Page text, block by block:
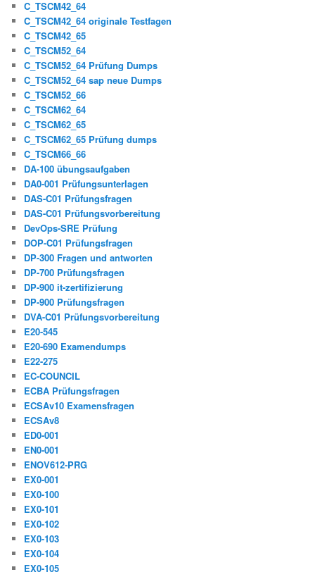
C_TSCM42_64
C_TSCM42_64 originale Testfagen
C_TSCM42_65
C_TSCM52_64
C_TSCM52_64 Prüfung Dumps
C_TSCM52_64 sap neue Dumps
C_TSCM52_66
C_TSCM62_64
C_TSCM62_65
C_TSCM62_65 Prüfung dumps
C_TSCM66_66
DA-100 übungsaufgaben
DA0-001 Prüfungsunterlagen
DAS-C01 Prüfungsfragen
DAS-C01 Prüfungsvorbereitung
DevOps-SRE Prüfung
DOP-C01 Prüfungsfragen
DP-300 Fragen und antworten
DP-700 Prüfungsfragen
DP-900 it-zertifizierung
DP-900 Prüfungsfragen
DVA-C01 Prüfungsvorbereitung
E20-545
E20-690 Examendumps
E22-275
EC-COUNCIL
ECBA Prüfungsfragen
ECSAv10 Examensfragen
ECSAv8
ED0-001
EN0-001
ENOV612-PRG
EX0-001
EX0-100
EX0-101
EX0-102
EX0-103
EX0-104
EX0-105